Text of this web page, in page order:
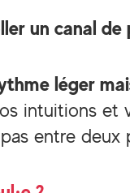
un canal
léger
intuitions et
entre deux